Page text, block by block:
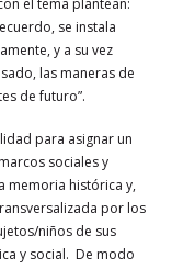
se instala
y a su vez
las maneras de
de futuro”.
para asignar un
sociales y
memoria histórica y,
por los
niños de sus
y social. De modo